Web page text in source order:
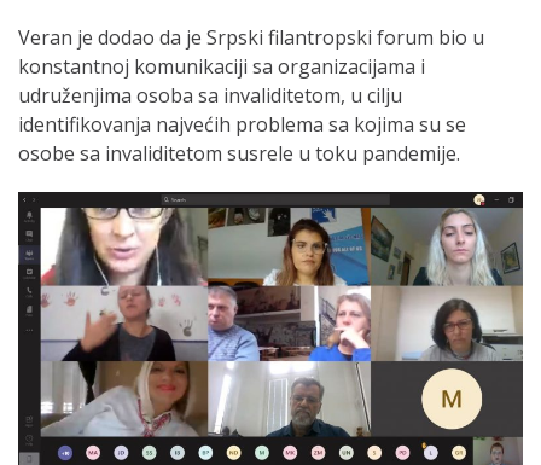
Veran je dodao da je Srpski filantropski forum bio u
konstantnoj komunikaciji sa organizacijama i
udruženjima osoba sa invaliditetom, u cilju
identifikovanja najvećih problema sa kojima su se
osobe sa invaliditetom susrele u toku pandemije.